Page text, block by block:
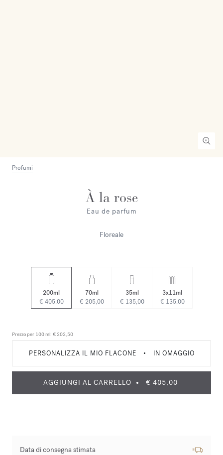
Profumi
À la rose
Eau de parfum
Floreale
200ml
€ 405,00
70ml
€ 205,00
35ml
€ 135,00
3x11ml
€ 135,00
Prezzo per 100 ml: € 202,50
PERSONALIZZA IL MIO FLACONE • IN OMAGGIO
AGGIUNGI AL CARRELLO € 405,00
Data di consegna stimata